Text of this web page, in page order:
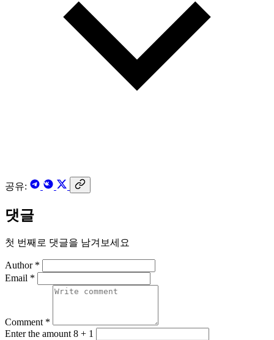
공유:
댓글
첫 번째로 댓글을 남겨보세요
Author *
Email *
Comment *
Enter the amount 8 + 1